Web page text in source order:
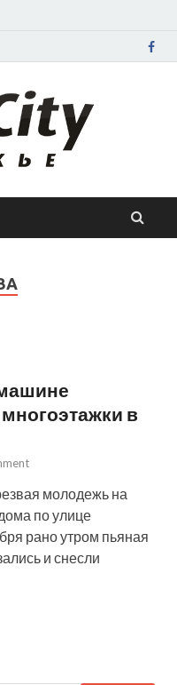
в
молодежь на
по улице
рано утром пьяная
и снесли